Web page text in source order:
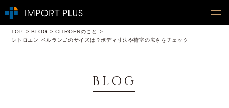
TOP BLOG
CITROENのこと
シトロエン ベルランゴのサイズは？ボディ寸法や荷室の広さをチェック
BLOG